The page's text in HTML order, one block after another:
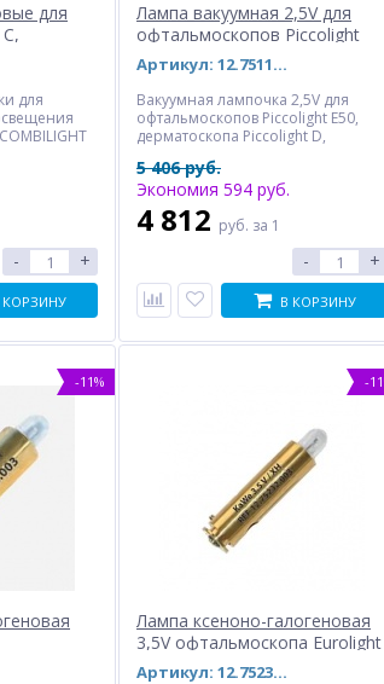
для
для
- +
КОРЗИНУ
Лампа вакуумная 2,5V для
офтальмоскопов Piccolight
Артикул: 12.75112.003 (28944)
Вакуумная лампочка 2,5V для
офтальмоскопов Piccolight E50,
дерматоскопа Piccolight D,
Piccolight
5 406 руб.
Экономия 594 руб.
4 812 руб. за 1
- +
В КОРЗИНУ
-11% -
Лампа ксеноно-галогеновая
3,5V офтальмоскопа Eurolight
E
Артикул: 12.75232.003